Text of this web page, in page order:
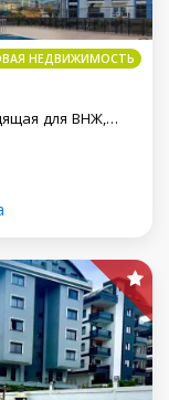
НЕДВИЖИМОСТЬ
для ВНЖ,…